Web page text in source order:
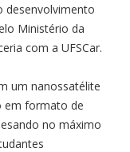
desenvolvimento
Ministério da
com a UFSCar.
um nanossatélite
em formato de
no máximo